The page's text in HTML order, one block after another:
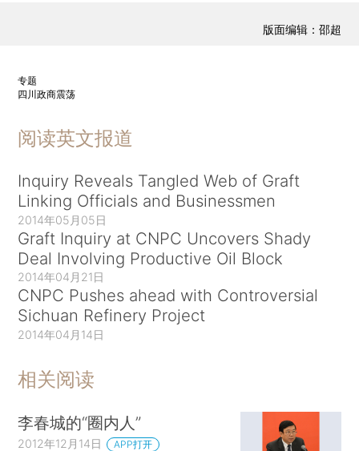
版面编辑：邵超
专题
四川政商震荡
阅读英文报道
Inquiry Reveals Tangled Web of Graft
Linking Officials and Businessmen
2014年05月05日
Graft Inquiry at CNPC Uncovers Shady
Deal Involving Productive Oil Block
2014年04月21日
CNPC Pushes ahead with Controversial
Sichuan Refinery Project
2014年04月14日
相关阅读
李春城的“圈内人”
2012年12月14日 APP打开